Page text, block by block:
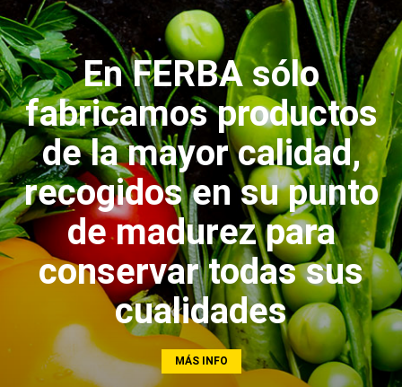
En FERBA sólo
fabricamos productos
de la mayor calidad,
recogidos en su punto
de madurez para
conservar todas sus
cualidades
MÁS INFO